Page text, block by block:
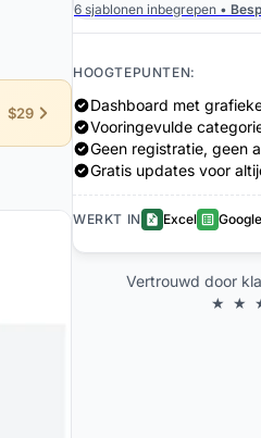
$29
6 sjablonen inbegrepen •
HOOGTEPUNTEN:
Dashboard met
Vooringevulde
Geen registratie, geen
Gratis updates voor
WERKT IN Excel
Vertrouwd door
★ ★